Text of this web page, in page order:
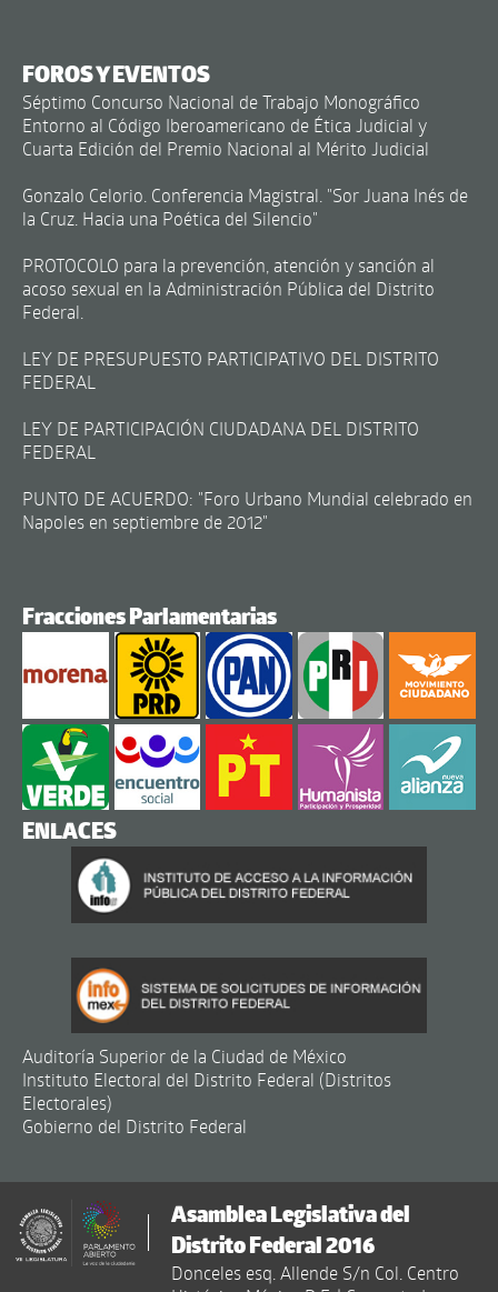
FOROS Y EVENTOS
Séptimo Concurso Nacional de Trabajo Monográfico
Entorno al Código Iberoamericano de Ética Judicial y
Cuarta Edición del Premio Nacional al Mérito Judicial
Gonzalo Celorio. Conferencia Magistral. "Sor Juana Inés de
la Cruz. Hacia una Poética del Silencio"
PROTOCOLO para la prevención, atención y sanción al
acoso sexual en la Administración Pública del Distrito
Federal.
LEY DE PRESUPUESTO PARTICIPATIVO DEL DISTRITO
FEDERAL
LEY DE PARTICIPACIÓN CIUDADANA DEL DISTRITO
FEDERAL
PUNTO DE ACUERDO: "Foro Urbano Mundial celebrado en
Napoles en septiembre de 2012"
Fracciones Parlamentarias
ENLACES
Auditoría Superior de la Ciudad de México
Instituto Electoral del Distrito Federal (Distritos
Electorales)
Gobierno del Distrito Federal
Asamblea Legislativa del
Distrito Federal 2016
Donceles esq. Allende S/n Col. Centro